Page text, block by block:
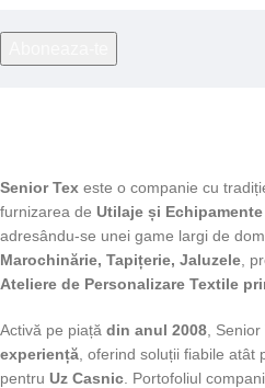
Senior Tex este o companie cu
furnizarea de Utilaje și
adresându-se unei game largi de
Marochinărie, Tapițerie, Jaluzele ,
Ateliere de Personalizare Textile
Activă pe piață din anul 2008 ,
experiență , oferind soluții fiabile atât
pentru Uz Casnic . Portofoliul